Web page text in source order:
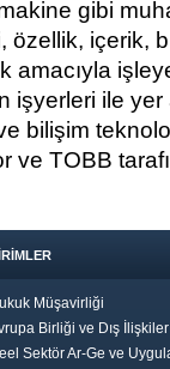
gibi
özellik, içerik,
amacıyla
ile yer
bilişim
ve TOBB
Müşavirliği
Birliği ve Dış
Sektör Ar-Ge ve